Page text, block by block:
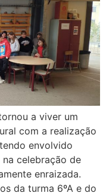
a viver um
com a realização
envolvido
celebração de
enraizada.
da turma 6ºA e do